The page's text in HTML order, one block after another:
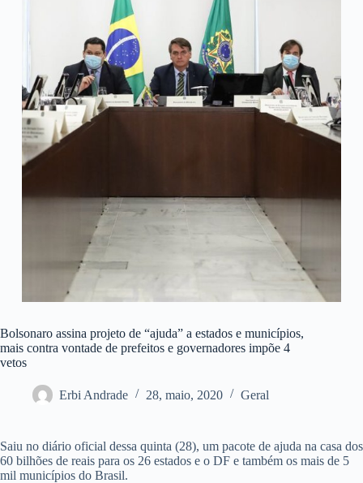
Bolsonaro assina projeto de “ajuda” a estados e municípios,
mais contra vontade de prefeitos e governadores impõe 4
vetos
Erbi Andrade 28, maio, 2020 Geral
Saiu no diário oficial dessa quinta (28), um pacote de ajuda na casa dos
60 bilhões de reais para os 26 estados e o DF e também os mais de 5
mil municípios do Brasil.